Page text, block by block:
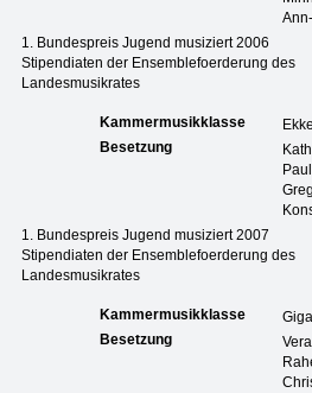
1. Bundespreis Jugend musiziert 2006
Stipendiaten der Ensemblefoerderung des
Landesmusikrates
Kammermusikklasse
Besetzung
1. Bundespreis Jugend musiziert 2007
Stipendiaten der Ensemblefoerderung des
Landesmusikrates
Kammermusikklasse
Besetzung